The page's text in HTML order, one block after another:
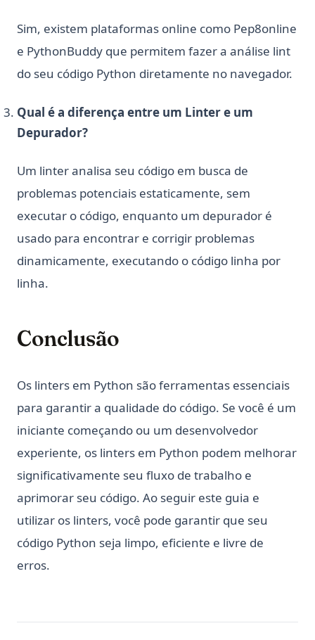
Sim, existem plataformas online como Pep8online
e PythonBuddy que permitem fazer a análise lint
do seu código Python diretamente no navegador.
Qual é a diferença entre um Linter e um
Depurador?
Um linter analisa seu código em busca de
problemas potenciais estaticamente, sem
executar o código, enquanto um depurador é
usado para encontrar e corrigir problemas
dinamicamente, executando o código linha por
linha.
Conclusão
Os linters em Python são ferramentas essenciais
para garantir a qualidade do código. Se você é um
iniciante começando ou um desenvolvedor
experiente, os linters em Python podem melhorar
significativamente seu fluxo de trabalho e
aprimorar seu código. Ao seguir este guia e
utilizar os linters, você pode garantir que seu
código Python seja limpo, eficiente e livre de
erros.